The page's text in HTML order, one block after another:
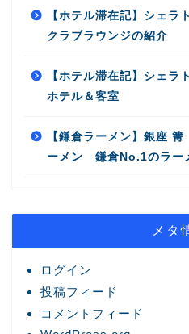
【ホテル滞在記】シェ
クラブラウンジの紹介
【ホテル滞在記】シェ
ホテル＆客室
【鎌倉ラーメン】銀座
ーメン 鎌倉No.1のラー
メタ
ログイン
投稿フィード
コメントフィード